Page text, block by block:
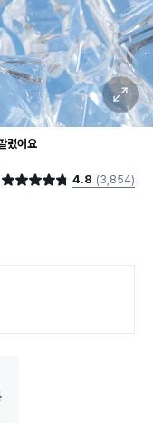
확대 보기
했어요
렸어요
매했어요
별점 4.8점 4.8 (3,854)